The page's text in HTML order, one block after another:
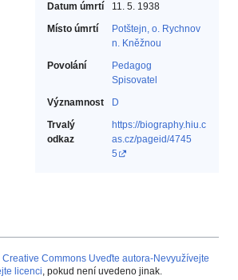
Datum úmrtí
11. 5. 1938
Místo úmrtí
Potštejn, o. Rychnov
n. Kněžnou
Povolání
Pedagog‎
Spisovatel‎
Významnost
D
Trvalý
odkaz
https://biography.hiu.c
as.cz/pageid/4745
5
Creative Commons Uveďte autora-Nevyužívejte
licenci, pokud není uvedeno jinak.